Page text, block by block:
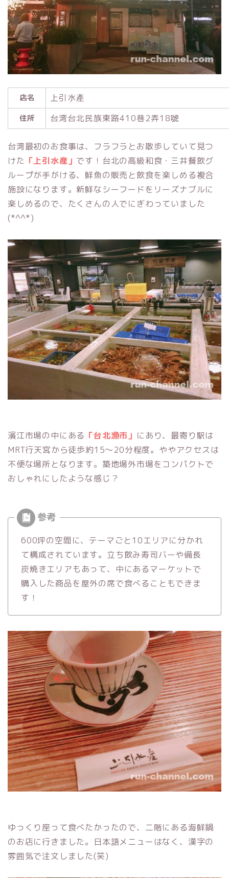
店名 上引水產
住所 台湾台北民族東路410巷2弄18號
台湾最初のお食事は、フラフラとお散歩していて見つ
けた 「上引水産」 です！台北の高級和食・三井餐飲グ
ループが手がける、鮮魚の販売と飲食を楽しめる複合
施設になります。新鮮なシーフードをリーズナブルに
楽しめるので、たくさんの人でにぎわっていました
(*^^*)
濱江市場の中にある 「台北漁市」 にあり、最寄り駅は
MRT行天宮から徒歩約15～20分程度。ややアクセスは
不便な場所となります。築地場外市場をコンパクトで
おしゃれにしたような感じ？
600坪の空間に、テーマごと10エリアに分かれ
て構成されています。立ち飲み寿司バーや備長
炭焼きエリアもあって、中にあるマーケットで
購入した商品を屋外の席で食べることもできま
す！
ゆっくり座って食べたかったので、二階にある海鮮鍋
のお店に行きました。日本語メニューはなく、漢字の
雰囲気で注文しました(笑)